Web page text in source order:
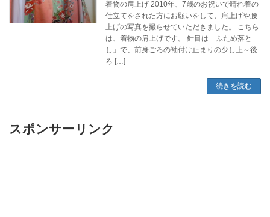
着物の肩上げ 2010年、7歳のお祝いで晴れ着の
仕立てをされた方にお願いをして、肩上げや腰
上げの写真を撮らせていただきました。 こちら
は、着物の肩上げです。 針目は「ふため落と
し」で、前身ごろの袖付け止まりの少し上～後
ろ […]
続きを読む
スポンサーリンク